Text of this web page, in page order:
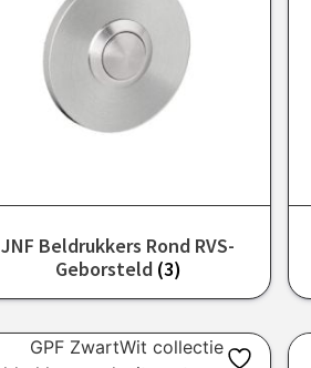
JNF Beldrukkers Rond RVS-
Geborsteld (3)